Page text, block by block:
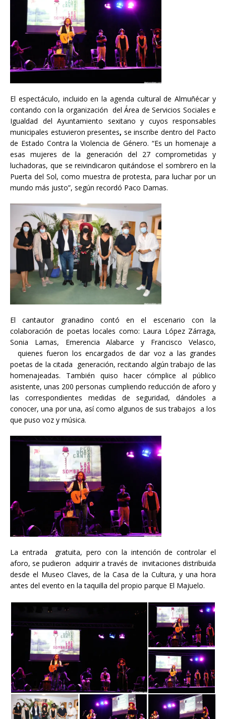
El espectáculo, incluido en la agenda cultural de Almuñécar y
contando con la organización del Área de Servicios Sociales e
Igualdad del Ayuntamiento sexitano y cuyos responsables
municipales estuvieron presentes, se inscribe dentro del Pacto
de Estado Contra la Violencia de Género. “Es un homenaje a
esas mujeres de la generación del 27 comprometidas y
luchadoras, que se reivindicaron quitándose el sombrero en la
Puerta del Sol, como muestra de protesta, para luchar por un
mundo más justo”, según recordó Paco Damas.
El cantautor granadino contó en el escenario con la
colaboración de poetas locales como: Laura López Zárraga,
Sonia Lamas, Emerencia Alabarce y Francisco Velasco,
quienes fueron los encargados de dar voz a las grandes
poetas de la citada generación, recitando algún trabajo de las
homenajeadas. También quiso hacer cómplice al público
asistente, unas 200 personas cumpliendo reducción de aforo y
las correspondientes medidas de seguridad, dándoles a
conocer, una por una, así como algunos de sus trabajos a los
que puso voz y música.
La entrada gratuita, pero con la intención de controlar el
aforo, se pudieron adquirir a través de invitaciones distribuida
desde el Museo Claves, de la Casa de la Cultura, y una hora
antes del evento en la taquilla del propio parque El Majuelo.